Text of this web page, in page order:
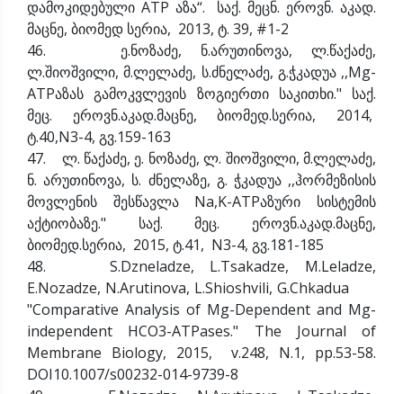
დამოკიდებული ATP აზა“. საქ. მეცნ. ეროვნ. აკად.
მაცნე, ბიომედ სერია, 2013, ტ. 39, #1-2
46. ე.ნოზაძე, ნ.არუთინოვა, ლ.წაქაძე,
ლ.შიოშვილი, მ.ლელაძე, ს.ძნელაძე, გ.ჭკადუა ,,Mg-
ATPაზას გამოკვლევის ზოგიერთი საკითხი." საქ.
მეც. ეროვნ.აკად.მაცნე, ბიომედ.სერია, 2014,
ტ.40,N3-4, გვ.159-163
47. ლ. წაქაძე, ე. ნოზაძე, ლ. შიოშვილი, მ.ლელაძე,
ნ. არუთინოვა, ს. ძნელაზე, გ. ჭკადუა ,,ჰორმეზისის
მოვლენის შესწავლა Na,K-ATPაზური სისტემის
აქტიობაზე." საქ. მეც. ეროვნ.აკად.მაცნე,
ბიომედ.სერია, 2015, ტ.41, N3-4, გვ.181-185
48. S.Dzneladze, L.Tsakadze, M.Leladze,
E.Nozadze, N.Arutinova, L.Shioshvili, G.Chkadua
"Comparative Analysis of Mg-Dependent and Mg-
independent HCO3-ATPases." The Journal of
Membrane Biology, 2015, v.248, N.1, pp.53-58.
DOI10.1007/s00232-014-9739-8